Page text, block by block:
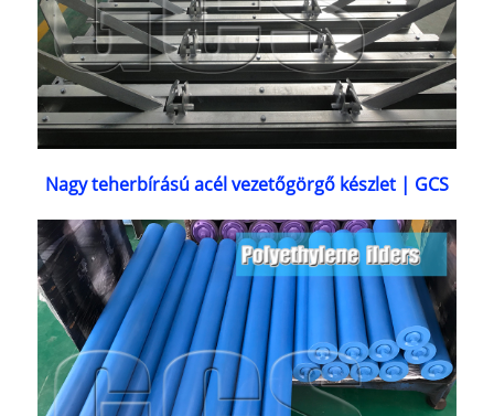
Nagy teherbírású acél vezetőgörgő készlet | GCS